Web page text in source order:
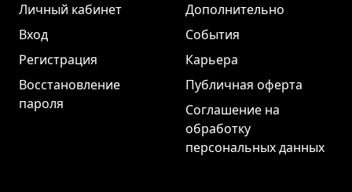
Личный кабинет
Вход
Регистрация
Восстановление
пароля
Дополнительно
События
Карьера
Публичная оферта
Соглашение на
обработку
персональных данных